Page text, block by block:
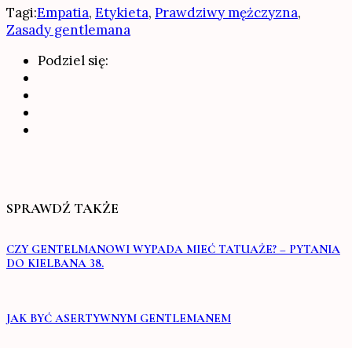
Tagi:Empatia, Etykieta, Prawdziwy mężczyzna,
Zasady gentlemana
Podziel się:
SPRAWDŹ TAKŻE
CZY GENTELMANOWI WYPADA MIEĆ TATUAŻE? – PYTANIA
DO KIELBANA 38.
JAK BYĆ ASERTYWNYM GENTLEMANEM